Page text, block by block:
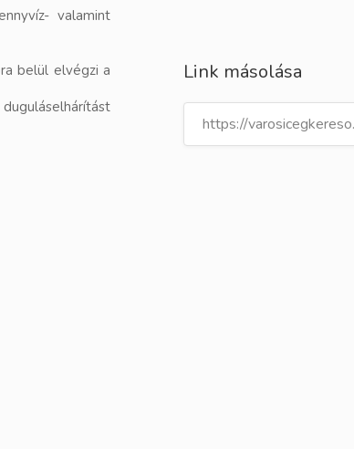
valamint
belül elvégzi a
Link másolása